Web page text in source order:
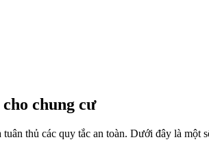
chung cư
thủ các quy tắc an toàn. Dưới đây là